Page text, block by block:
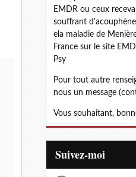
EMDR ou ceux
souffrant
ela maladie de
France sur le site
Psy
Pour tout autre
nous un message
Vous souhaitant,
Suivez-moi